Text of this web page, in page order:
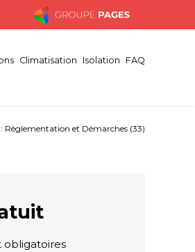
Climatisation Isolation FAQ
et Démarches (33)
obligatoires